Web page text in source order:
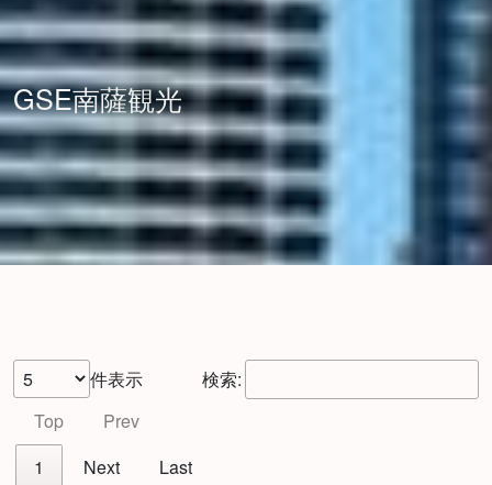
GSE南薩観光
件表示
検索:
Top
Prev
1
Next
Last